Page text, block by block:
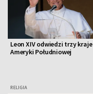
Leon XIV odwiedzi trzy kraje
Ameryki Południowej
RELIGIA